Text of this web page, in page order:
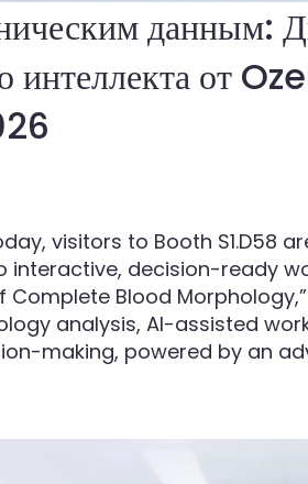
данным:
интеллекта от
visitors to Booth S1.D58
decision-ready
Complete Blood
analysis, AI-assisted
making, powered by an